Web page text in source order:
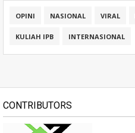
OPINI NASIONAL VIRAL
KULIAH IPB INTERNASIONAL
CONTRIBUTORS